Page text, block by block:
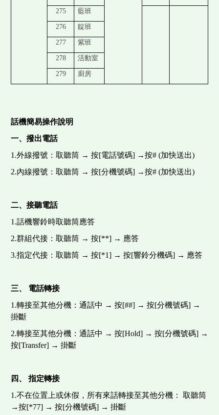
275 藍班
276 靛班
277 紫班
278 活動室
279 廚房
話機簡易操作說明
一、撥出電話
1.外線撥號：取聽筒 → 按[電話號碼] →按# (加快送出)
2.內線撥號：取聽筒 → 按[分機號碼] →按# (加快送出)
二、接聽電話
1.話機響鈴時取聽筒應答
2.群組代接：取聽筒 → 按[**] → 應答
3.指定代接：取聽筒 → 按[*1] → 按[響鈴分機碼] → 應答
三、 電話轉接
1.轉接至其他分機：通話中 → 按[##] → 按[分機號碼] →
掛斷
2.轉接至其他分機：通話中 → 按[Hold] → 按[分機號碼] →
按[Transfer] → 掛斷
四、指定轉接
1.不在位置上或休假，所有來話轉接至其他分機： 取聽筒
→按[*77] → 按[分機號碼] → 掛斷